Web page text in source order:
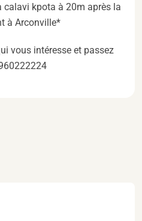
calavi kpota à 20m après la
à Arconville*
vous intéresse et passez